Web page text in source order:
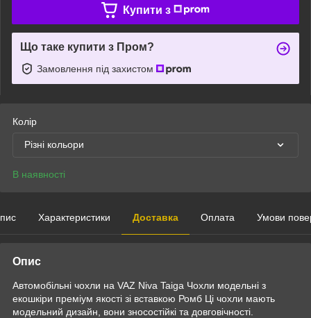
Купити з
Що таке купити з Пром?
Замовлення під захистом
Колір
Різні кольори
В наявності
Характеристики Доставка Оплата Умови
Опис
Автомобільні чохли на VAZ Niva Taiga Чохли модельні з
екошкіри преміум якості зі вставкою Ромб Ці чохли мають
модельний дизайн, вони зносостійкі та довговічності.